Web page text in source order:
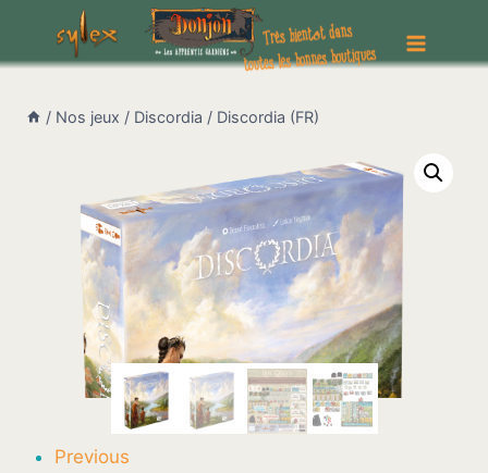
contenu
/ Nos jeux / Discordia / Discordia (FR)
Previous